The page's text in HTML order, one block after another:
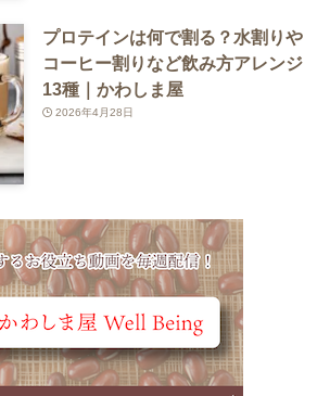
プロテインは何で割る？水割りや
コーヒー割りなど飲み方アレンジ
13種｜かわしま屋
2026年4月28日